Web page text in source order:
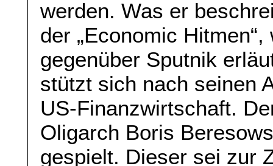
werden. Was er
der „Economic
gegenüber Sputnik
stützt sich nach seinen
US-Finanzwirtschaft.
Oligarch Boris
gespielt. Dieser sei zur